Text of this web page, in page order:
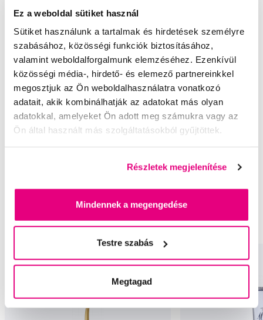
Ez a weboldal sütiket használ
Sütiket használunk a tartalmak és hirdetések személyre
szabásához, közösségi funkciók biztosításához,
valamint weboldalforgalmunk elemzéséhez. Ezenkívül
közösségi média-, hirdető- és elemező partnereinkkel
megosztjuk az Ön weboldalhasználatra vonatkozó
adatait, akik kombinálhatják az adatokat más olyan
adatokkal, amelyeket Ön adott meg számukra vagy az
Ön által használt más szolgáltatásokból gyűjtöttek.
Részletek megjelenítése
Mindennek a megengedése
Testre szabás
Megtagad
Ajánlott termékek
Fogkrémek Fogkrémek felnőttek számára
Fehérítő hatású fogkrémek Fogkrémek érzékeny fogakra
Speciális zománcregeneráló fogkrémek
Fluoridmentes fogkrémek Speciális fogkrémek Fogfehérítés
Fogkrémek Apagard Fogkrémek felnőttek számára Apagard
Fogkrémek érzékeny fogakra Apagard
Fluoridmentes fogkrémek Apagard Speciális fogkrémek Apagard
Fogfehérítés Apagard